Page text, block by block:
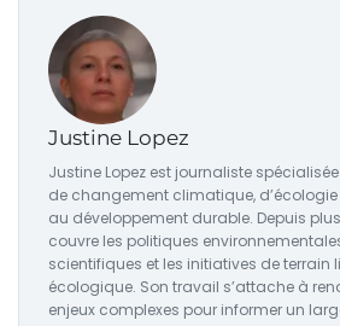
Justine Lopez
Justine Lopez est journaliste
de changement climatique,
au développement durable. Depuis
couvre les politiques
scientifiques et les initiatives de terrain
écologique. Son travail s’attache à
enjeux complexes pour informer un